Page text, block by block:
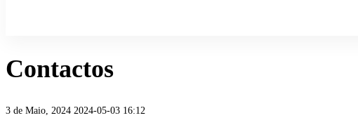
Contactos
3 de Maio, 2024 2024-05-03 16:12